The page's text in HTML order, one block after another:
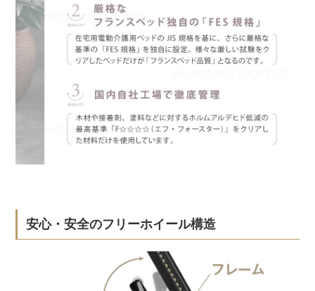
安心・安全のフリーホイール構造